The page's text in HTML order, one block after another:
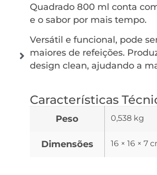
Quadrado 800 ml conta
e o sabor por mais tempo.
Versátil e funcional, pode
maiores de refeições.
design clean, ajudando a
Características
Peso 0,538 kg
Dimensões 16 × 16 × 7